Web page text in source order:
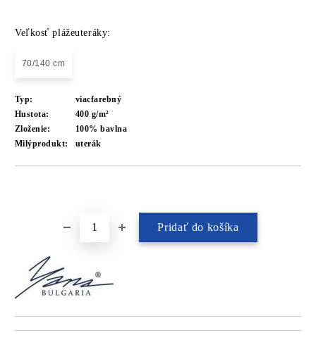
Veľkosť plážeuteráky:
70/140 cm
Typ:
viacfarebný
Hustota:
400 g/m²
Zloženie:
100% bavlna
Milýprodukt:
uterák